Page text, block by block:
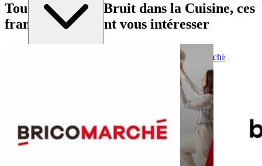
Devenir franchiseur
Tout comme Du Bruit dans la Cuisine, ces
franchises peuvent vous intéresser